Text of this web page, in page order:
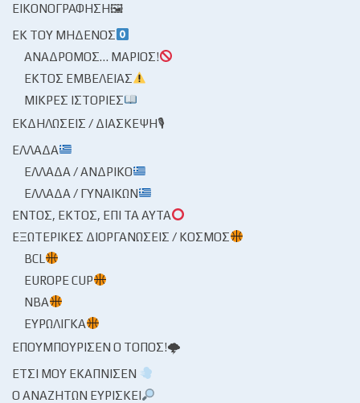
ΕΙΚΟΝΟΓΡΆΦΗΣΗ🖼
ΕΚ ΤΟΥ ΜΗΔΕΝΌΣ
ΑΝΆΔΡΟΜΟΣ… ΜΆΡΙΟΣ!
ΕΚΤΌΣ ΕΜΒΈΛΕΙΑΣ
ΜΙΚΡΈΣ ΙΣΤΟΡΊΕΣ
ΕΚΔΗΛΏΣΕΙΣ / ΔΙΆΣΚΕΨΗ🎙
ΕΛΛΆΔΑ
ΕΛΛΆΔΑ / ΑΝΔΡΙΚΌ
ΕΛΛΆΔΑ / ΓΥΝΑΙΚΏΝ
ΕΝΤΌΣ, ΕΚΤΌΣ, ΕΠΊ ΤΑ ΑΥΤΆ
ΕΞΩΤΕΡΙΚΈΣ ΔΙΟΡΓΑΝΏΣΕΙΣ / ΚΌΣΜΟΣ
BCL
EUROPE CUP
NBA
ΕΥΡΩΛΊΓΚΑ
ΕΠΟΥΜΠΟΎΡΙΣΕΝ Ο ΤΌΠΟΣ!🌩
ΈΤΣΙ ΜΟΥ ΕΚΆΠΝΙΣΕΝ
Ο ΑΝΑΖΗΤΏΝ ΕΥΡΊΣΚΕΙ